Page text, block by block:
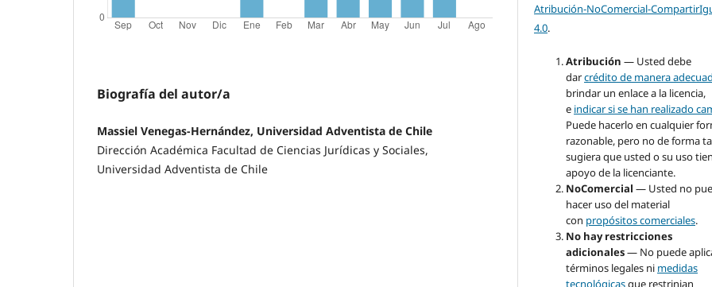
Biografía del autor/a
Massiel Venegas-Hernández, Universidad Adventista de Chile
Dirección Académica Facultad de Ciencias Jurídicas y Sociales,
Universidad Adventista de Chile
Atribución-NoComercial-
4.0.
Atribución — Usted debe
darcrédito de manera
brindar un enlace a la licencia,
e indicar si se han realizado
Puede hacerlo en cualquier
razonable, pero no de forma
sugiera que usted o su uso
apoyo de la licenciante.
NoComercial — Usted no
hacer uso del material
con propósitos comerciales.
No hay restricciones
adicionales— No puede
términos legales ni medidas
tecnológicasque restrinjan